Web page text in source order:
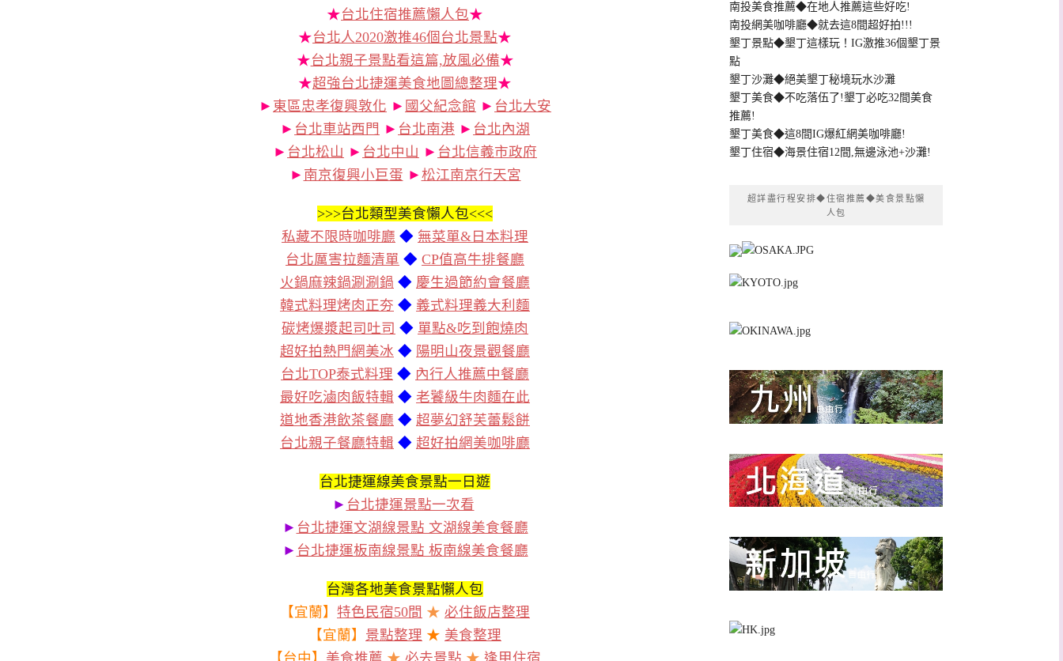
★台北住宿推薦懶人包★
★台北人2020激推46個台北景點★
★台北親子景點看這篇,放風必備★
★超強台北捷運美食地圖總整理★
► 東區忠孝復興敦化 ► 國父紀念館 ► 台北大安
► 台北車站西門 ► 台北南港 ► 台北內湖
► 台北松山 ► 台北中山 ► 台北信義市政府
► 南京復興小巨蛋 ► 松江南京行天宮
>>>台北類型美食懶人包<<<
私藏不限時咖啡廳 ◆ 無菜單&日本料理
台北厲害拉麵清單 ◆ CP值高牛排餐廳
火鍋麻辣鍋涮涮鍋 ◆ 慶生過節約會餐廳
韓式料理烤肉正夯 ◆ 義式料理義大利麵
碳烤爆漿起司吐司 ◆ 單點&吃到飽燒肉
超好拍熱門網美冰 ◆ 陽明山夜景觀餐廳
台北TOP泰式料理 ◆ 內行人推薦中餐廳
最好吃滷肉飯特輯 ◆ 老饕級牛肉麵在此
道地香港飲茶餐廳 ◆ 超夢幻舒芙蕾鬆餅
台北親子餐廳特輯 ◆ 超好拍網美咖啡廳
台北捷運線美食景點一日遊
► 台北捷運景點一次看
► 台北捷運文湖線景點 文湖線美食餐廳
► 台北捷運板南線景點 板南線美食餐廳
台灣各地美食景點懶人包
【宜蘭】 特色民宿50間 ★ 必住飯店整理
【宜蘭】 景點整理 ★ 美食整理
【台中】 美食推薦 ★ 必去景點 ★ 逢甲住宿
南投美食推薦◆在地人推薦這些好吃!
南投網美咖啡廳◆就去這8間超好拍!!!
墾丁景點◆墾丁這樣玩！IG激推36個墾丁景
點
墾丁沙灘◆絕美墾丁秘境玩水沙灘
墾丁美食◆不吃落伍了!墾丁必吃32間美食
推薦!
墾丁美食◆這8間IG爆紅網美咖啡廳!
墾丁住宿◆海景住宿12間,無邊泳池+沙灘!
超詳盡行程安排◆住宿推薦◆美食景點懶
人包